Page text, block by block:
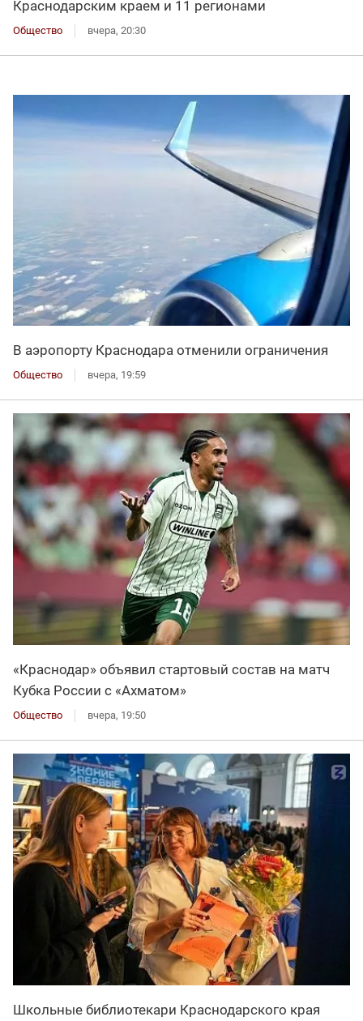
Краснодарским краем и 11 регионами
Общество вчера, 20:30
В аэропорту Краснодара отменили ограничения
Общество вчера, 19:59
«Краснодар» объявил стартовый состав на матч
Кубка России с «Ахматом»
Общество вчера, 19:50
Школьные библиотекари Краснодарского края